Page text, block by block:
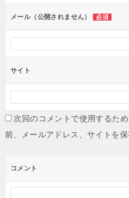
ンメール（公開されません） 必須
サイト
次回のコメントで使用するた
前、メールアドレス、サイトを保
コメント